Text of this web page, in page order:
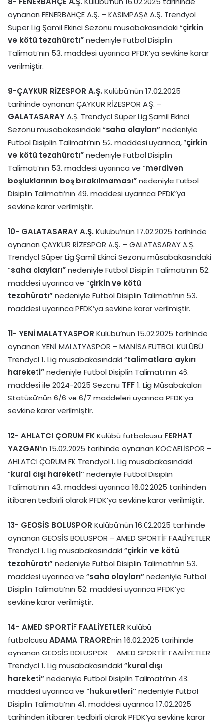
oynanan FENERBAHÇE A.Ş. – KASIMPAŞA A.Ş. Trendyol
Süper Lig Şamil Ekinci Sezonu müsabakasındaki “çirkin
ve kötü tezahüratı”nedeniyle Futbol Disiplin
Talimatı’nın 53. maddesi uyarınca PFDK’ya sevkine karar
verilmiştir.
9-ÇAYKUR RİZESPOR A.Ş. Kulübü’nün 17.02.2025
tarihinde oynanan ÇAYKUR RİZESPOR A.Ş. –
GALATASARAYA.Ş. Trendyol Süper Lig Şamil Ekinci
Sezonu müsabakasındaki “saha olayları”nedeniyle
Futbol Disiplin Talimatı’nın 52. maddesi uyarınca, “çirkin
ve kötü tezahüratı”nedeniyle Futbol Disiplin
Talimatı’nın 53. maddesi uyarınca ve “merdiven
boşluklarının boş bırakılmaması”nedeniyle Futbol
Disiplin Talimatı’nın 49. maddesi uyarınca PFDK’ya
sevkine karar verilmiştir.
10- GALATASARAY A.Ş. Kulübü’nün 17.02.2025 tarihinde
oynanan ÇAYKUR RİZESPOR A.Ş. – GALATASARAY A.Ş.
Trendyol Süper Lig Şamil Ekinci Sezonu müsabakasındaki
“saha olayları”nedeniyle Futbol Disiplin Talimatı’nın 52.
maddesi uyarınca ve “çirkin ve kötü
tezahüratı”nedeniyle Futbol Disiplin Talimatı’nın 53.
maddesi uyarınca PFDK’ya sevkine karar verilmiştir.
11- YENİ MALATYASPOR Kulübü’nün 15.02.2025 tarihinde
oynanan YENİ MALATYASPOR – MANİSA FUTBOL KULÜBÜ
Trendyol 1. Lig müsabakasındaki “talimatlara aykırı
hareketi”nedeniyle Futbol Disiplin Talimatı’nın 46.
maddesi ile 2024-2025 Sezonu TFF1. Lig Müsabakaları
Statüsü’nün 6/6 ve 6/7 maddeleri uyarınca PFDK’ya
sevkine karar verilmiştir.
12- AHLATCI ÇORUM FKKulübü futbolcusu FERHAT
YAZGAN’ın 15.02.2025 tarihinde oynanan KOCAELİSPOR –
AHLATCI ÇORUM FK Trendyol 1. Lig müsabakasındaki
“kural dışı hareketi”nedeniyle Futbol Disiplin
Talimatı’nın 43. maddesi uyarınca 16.02.2025 tarihinden
itibaren tedbirli olarak PFDK’ya sevkine karar verilmiştir.
13- GEOSİS BOLUSPOR Kulübü’nün 16.02.2025 tarihinde
oynanan GEOSİS BOLUSPOR – AMED SPORTİF FAALİYETLER
Trendyol 1. Lig müsabakasındaki “çirkin ve kötü
tezahüratı”nedeniyle Futbol Disiplin Talimatı’nın 53.
maddesi uyarınca ve “saha olayları”nedeniyle Futbol
Disiplin Talimatı’nın 52. maddesi uyarınca PFDK’ya
sevkine karar verilmiştir.
14- AMED SPORTİF FAALİYETLER Kulübü
futbolcusu ADAMA TRAORE’nin 16.02.2025 tarihinde
oynanan GEOSİS BOLUSPOR – AMED SPORTİF FAALİYETLER
Trendyol 1. Lig müsabakasındaki “kural dışı
hareketi”nedeniyle Futbol Disiplin Talimatı’nın 43.
maddesi uyarınca ve “hakaretleri”nedeniyle Futbol
Disiplin Talimatı’nın 41. maddesi uyarınca 17.02.2025
tarihinden itibaren tedbirli olarak PFDK’ya sevkine karar